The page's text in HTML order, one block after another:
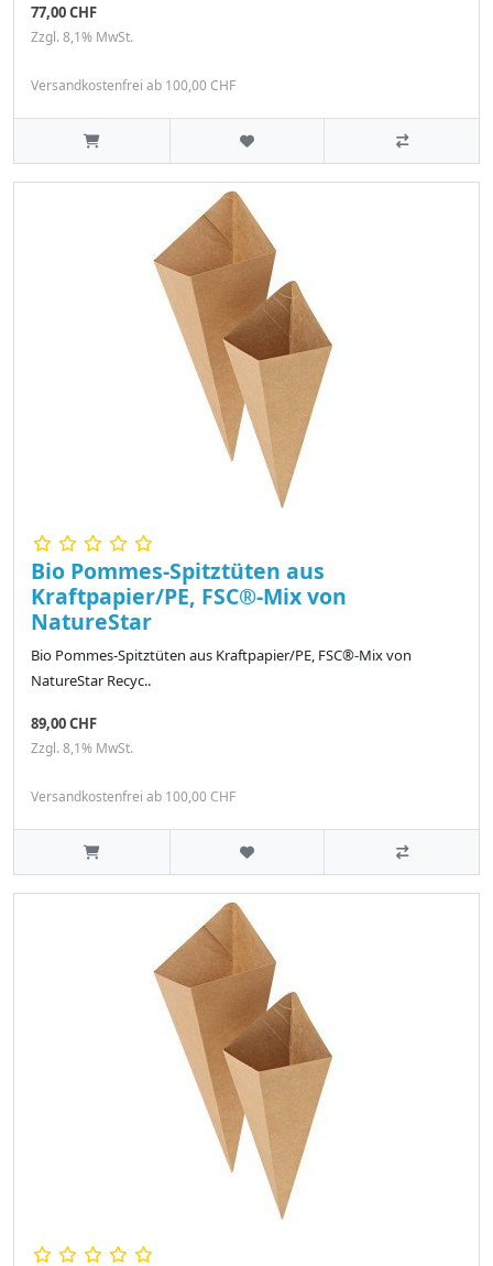
77,00 CHF
Zzgl. 8,1% MwSt.
Versandkostenfrei ab 100,00 CHF
Bio Pommes-Spitztüten aus
Kraftpapier/PE, FSC®-Mix von
NatureStar
Bio Pommes-Spitztüten aus Kraftpapier/PE, FSC®-Mix von
NatureStar Recyc..
89,00 CHF
Zzgl. 8,1% MwSt.
Versandkostenfrei ab 100,00 CHF